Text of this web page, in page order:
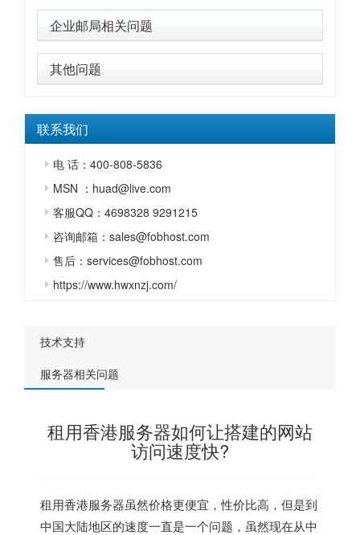
企业邮局相关问题
其他问题
联系我们
电 话：400-808-5836
MSN ：huad@live.com
客服QQ：4698328 9291215
咨询邮箱：sales@fobhost.com
售后：services@fobhost.com
https://www.hwxnzj.com/
技术支持
服务器相关问题
租用香港服务器如何让搭建的网站
访问速度快?
租用香港服务器虽然价格更便宜，性价比高，但是到
中国大陆地区的速度一直是一个问题，虽然现在从中